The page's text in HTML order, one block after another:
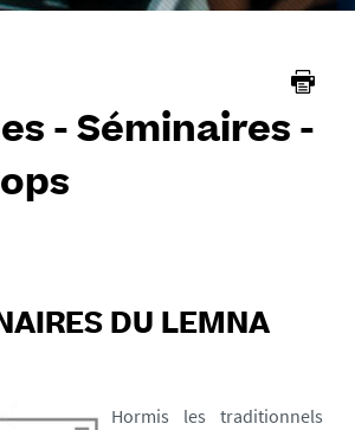
- Séminaires -
DU LEMNA
Hormis les traditionnels